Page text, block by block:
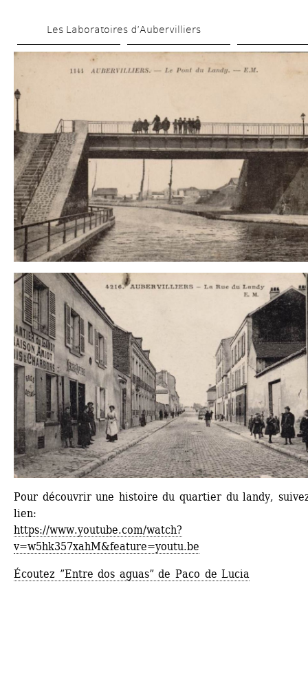
au
contenu
principal
Les Laboratoires d’Aubervilliers
Pour découvrir une histoire du quartier du landy,
lien:
https://www.youtube.com/watch?
v=w5hk357xahM&feature=youtu.be
Écoutez ”Entre dos aguas” de Paco de Lucia